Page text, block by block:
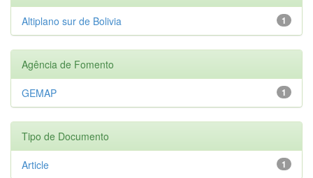
1
Altiplano sur de Bolivia
Agência de Fomento
1
GEMAP
Tipo de Documento
1
Article